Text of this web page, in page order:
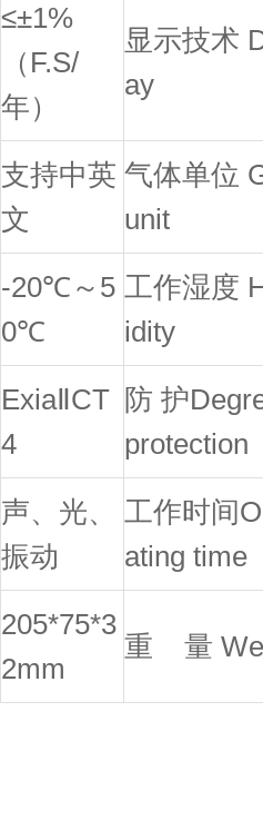
≤±1%
（F.S/
年）
显示技术
ay
支持中英
文
气体单位
unit
-20℃～5
0℃
工作湿度
idity
ExiaⅡCT
4
防 护D
protection
声、光、
振动
工作时间O
ating time
205*75*3
2mm
重 量 W